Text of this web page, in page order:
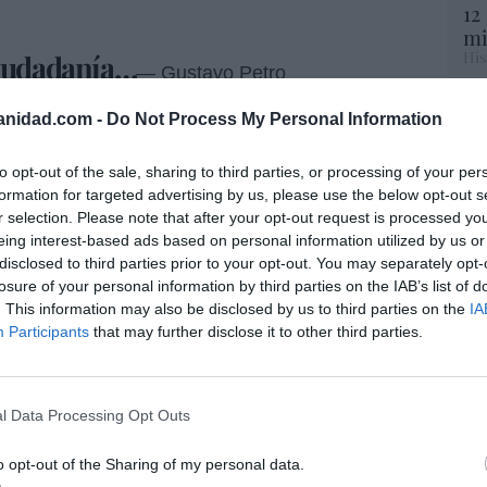
- Do Not Process My Personal Information
opt-out of the sale, sharing to third parties, or processing of your
for targeted advertising by us, please use the below opt-out
selection. Please note that after your opt-out request is processed
interest-based ads based on personal information utilized by us
to third parties prior to your opt-out. You may separately
of your personal information by third parties on the IAB’s list of
This information may also be disclosed by us to third parties on the
Participants that may further disclose it to other third parties.
Data Processing Opt Outs
opt-out of the Sharing of my personal data.
— Gustavo Petro
dijo que "hoy comienza una nueva etapa
sobre la voluntad libre y democrática de
creer en una Colombia grande, segura,
un incendio social. Hoy los
mismo sistema que hace cuatro años eligió
al desconocer el veredicto de las urnas no
a millones de ciudadanos", afirmó
el trabajo de todos los colombianos, la
a Dios". "Gracias a Cristo Rey".